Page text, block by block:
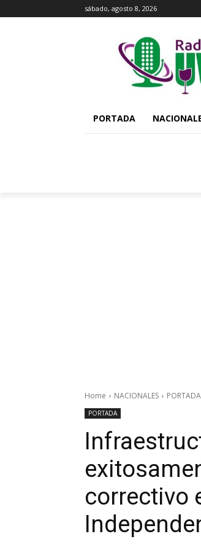
sábado, agosto 8, 2026
PORTADA
Home NACIONALES PORTADA
PORTADA
correctivo